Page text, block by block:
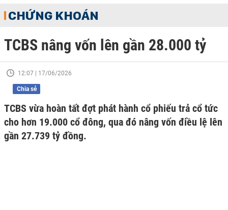
CHỨNG KHOÁN
TCBS nâng vốn lên gần 28.000 tỷ
12:07 | 17/06/2026
Chia sẻ
TCBS vừa hoàn tất đợt phát hành cổ phiếu trả cổ tức
cho hơn 19.000 cổ đông, qua đó nâng vốn điều lệ lên
gần 27.739 tỷ đồng.